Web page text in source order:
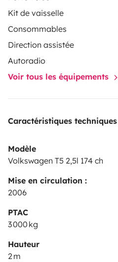
Kit de vaisselle
Consommables
Direction assistée
Autoradio
Voir tous les équipements
Caractéristiques techniques
Modèle
Volkswagen T5 2,5l 174 ch
Mise en circulation :
2006
PTAC
3 000 kg
Hauteur
2 m